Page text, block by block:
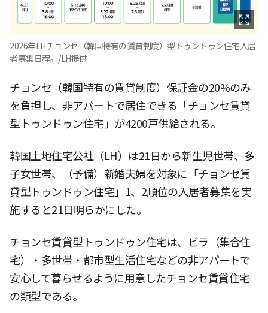
2026年LHチョンセ（韓国特有の賃貸制度）型ドゥンドゥン住宅入居
者募集日程。/LH提供
チョンセ（韓国特有の賃貸制度）保証金の20%のみ
を負担し、非アパートで居住できる「チョンセ賃貸
型トゥンドゥン住宅」が4200戸供給される。
韓国土地住宅公社（LH）は21日から新生児世帯、多
子女世帯、（予備）新婚夫婦を対象に「チョンセ賃
貸型トゥンドゥン住宅」1、2順位の入居者募集を実
施すると21日明らかにした。
チョンセ賃貸型トゥンドゥン住宅は、ビラ（集合住
宅）・多世帯・都市型生活住宅などの非アパートで
安心して暮らせるように用意したチョンセ賃貸住宅
の類型である。